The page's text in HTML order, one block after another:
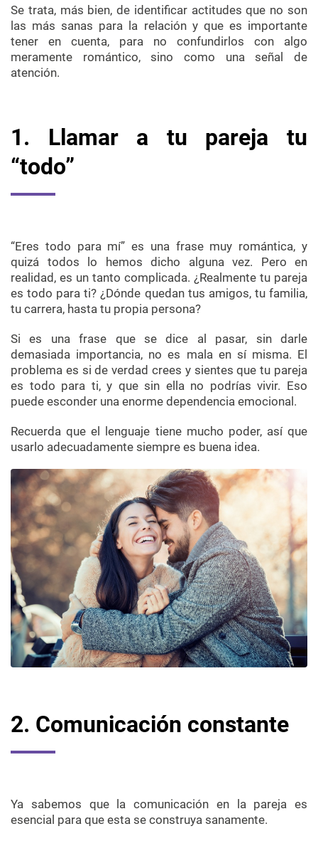
Se trata, más bien, de identificar actitudes que no son
las más sanas para la relación y que es importante
tener en cuenta, para no confundirlos con algo
meramente romántico, sino como una señal de
atención.
1. Llamar a tu pareja tu
“todo”
“Eres todo para mí” es una frase muy romántica, y
quizá todos lo hemos dicho alguna vez. Pero en
realidad, es un tanto complicada. ¿Realmente tu pareja
es todo para ti? ¿Dónde quedan tus amigos, tu familia,
tu carrera, hasta tu propia persona?
Si es una frase que se dice al pasar, sin darle
demasiada importancia, no es mala en sí misma. El
problema es si de verdad crees y sientes que tu pareja
es todo para ti, y que sin ella no podrías vivir. Eso
puede esconder una enorme dependencia emocional.
Recuerda que el lenguaje tiene mucho poder, así que
usarlo adecuadamente siempre es buena idea.
2. Comunicación constante
Ya sabemos que la comunicación en la pareja es
esencial para que esta se construya sanamente.